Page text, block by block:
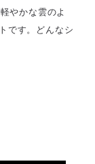
やかな雲のよ
です。どんなシ